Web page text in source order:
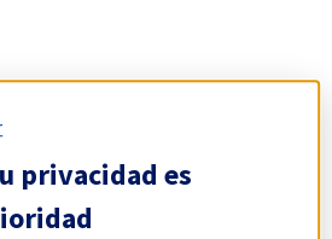
privacidad es